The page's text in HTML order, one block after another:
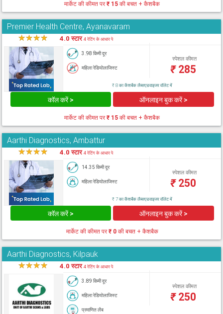
मार्केट की कीमत पर₹ 15 की बचत + कैशबैक
Premier Health Centre, Ayanavaram
★★★★ 4.0 स्टार4 रेटिंग के आधार पे
3.98 किमी दूर
महिला रेडियोलाजिस्ट
स्पेशल कीमत
₹285
₹ 8 का कैशबैक लैब्सएडवाइजर वॉलेट में
कॉल करें > ऑनलाइन बुक करें >
मार्केट की कीमत पर₹ 15 की बचत + कैशबैक
Aarthi Diagnostics, Ambattur
★★★★ 4.0 स्टार4 रेटिंग के आधार पे
14.35 किमी दूर
महिला रेडियोलाजिस्ट
स्पेशल कीमत
₹250
₹ 7 का कैशबैक लैब्सएडवाइजर वॉलेट में
कॉल करें > ऑनलाइन बुक करें >
मार्केट की कीमत पर₹ 0की बचत + कैशबैक
Aarthi Diagnostics, Kilpauk
★★★★ 4.0 स्टार4 रेटिंग के आधार पे
3.89 किमी दूर
महिला रेडियोलाजिस्ट
प्रमाणित लैब
स्पेशल कीमत
₹250